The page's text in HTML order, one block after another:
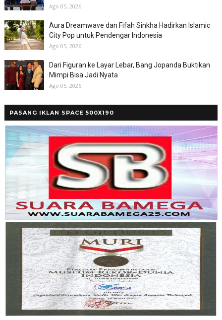
Ago 05, 2026
Aura Dreamwave dan Fifah Sinkha Hadirkan Islamic
City Pop untuk Pendengar Indonesia
Ago 05, 2026
Dari Figuran ke Layar Lebar, Bang Jopanda Buktikan
Mimpi Bisa Jadi Nyata
Ago 05, 2026
PASANG IKLAN SPACE 500X190